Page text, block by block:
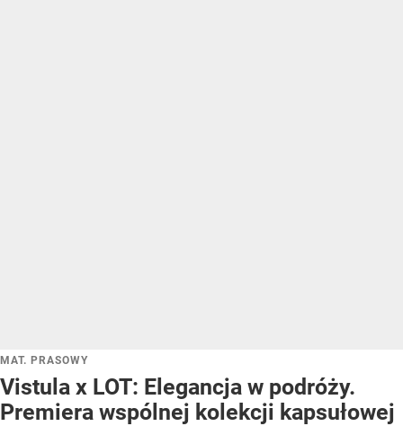
MAT. PRASOWY
Vistula x LOT: Elegancja w podróży.
Premiera wspólnej kolekcji kapsułowej